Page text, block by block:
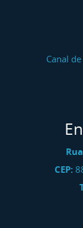
Canal
CEP: